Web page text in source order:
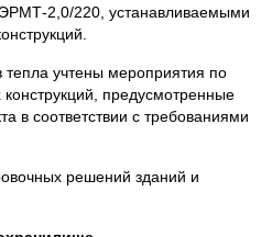
2,0/220, устанавливаемыми
учтены мероприятия по
предусмотренные
в соответствии с требованиями
решений зданий и